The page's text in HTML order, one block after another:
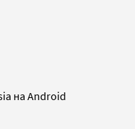
на Android